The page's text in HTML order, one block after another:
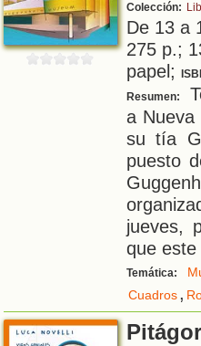
Colección:
De 13 a
275 p.;
papel;
Resumen:
a
su tía
puesto
jueves,
que
Temática:
Cuadros,